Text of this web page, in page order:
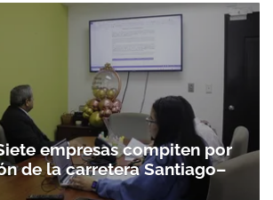
empresas compiten por
de la carretera Santiago–